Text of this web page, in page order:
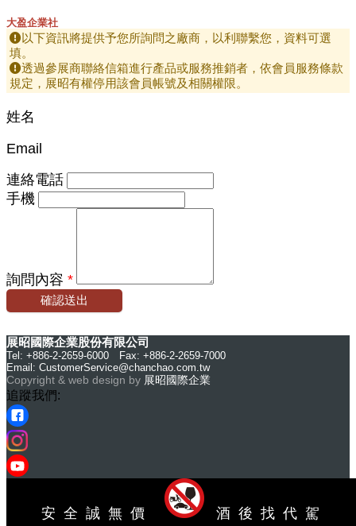
大盈企業社
以下資訊將提供予您所詢問之廠商，以利聯繫您，資料可選
填。
透過參展商聯絡信箱進行產品或服務推銷者，依會員服務條款
規定，展昭有權停用該會員帳號及相關權限。
姓名
Email
連絡電話
手機
詢問內容 *
確認送出
展昭國際企業股份有限公司
Tel: +886-2-2659-6000 Fax: +886-2-2659-7000
Email: CustomerService@chanchao.com.tw
Copyright & web design by 展昭國際企業
追蹤我們:
安全誠無價 酒後找代駕